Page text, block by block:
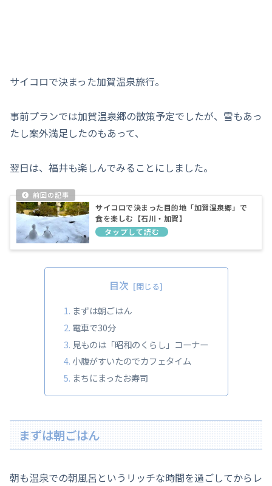
サイコロで決まった加賀温泉旅行。
事前プランでは加賀温泉郷の散策予定でしたが、雪もあっ
たし案外満足したのもあって、
翌日は、福井も楽しんでみることにしました。
サイコロで決まった目的地「加賀温泉郷」で
食を楽しむ【石川・加賀】
目次
まずは朝ごはん
電車で30分
見ものは「昭和のくらし」コーナー
小腹がすいたのでカフェタイム
まちにまったお寿司
まずは朝ごはん
朝も温泉での朝風呂というリッチな時間を過ごしてからレ